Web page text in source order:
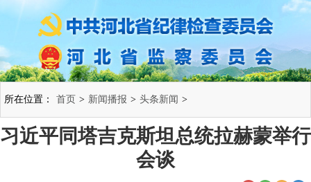
所在位置： 首页 > 新闻播报 > 头条新闻 >
习近平同塔吉克斯坦总统拉赫蒙举行
会谈